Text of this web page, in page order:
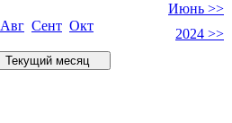
Июнь >>
Авг Сент Окт
2024 >>